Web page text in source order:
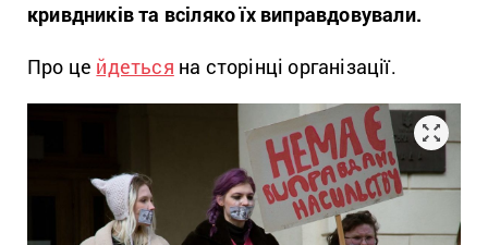
кривдників та всіляко їх виправдовували.
Про це йдеться на сторінці організації.